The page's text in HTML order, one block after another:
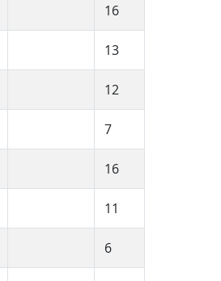
16
13
12
7
16
11
6